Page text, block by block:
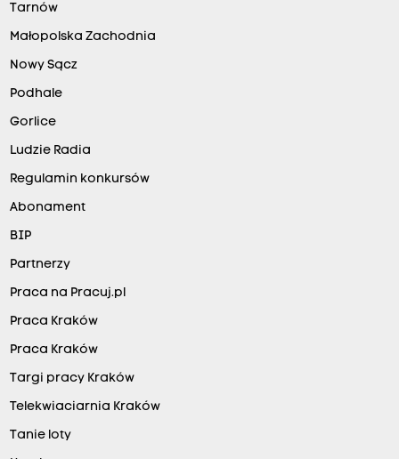
Tarnów
Małopolska Zachodnia
Nowy Sącz
Podhale
Gorlice
Ludzie Radia
Regulamin konkursów
Abonament
BIP
Partnerzy
Praca na Pracuj.pl
Praca Kraków
Praca Kraków
Targi pracy Kraków
Telekwiaciarnia Kraków
Tanie loty